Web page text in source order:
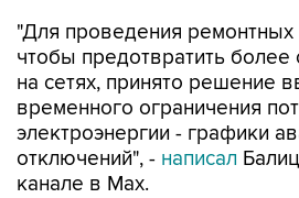
"Для проведения ремонтных
чтобы предотвратить
на сетях, принято решение
временного ограничения
электроэнергии - графики
отключений", - написал
канале в Max.